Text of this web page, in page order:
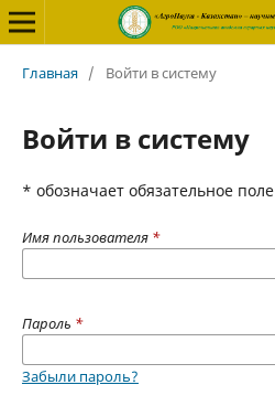
Главная / Войти в систему
Войти в систему
* обозначает обязательное поле
Имя пользователя *
Пароль *
Забыли пароль?